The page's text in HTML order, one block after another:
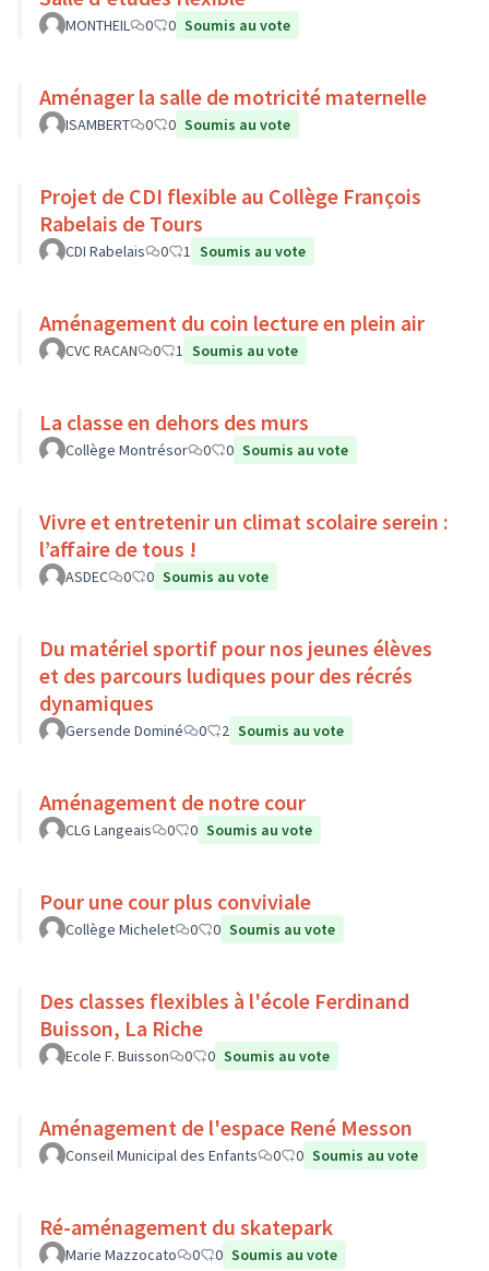
MONTHEIL 0 0 Soumis au vote
Aménager la salle de motricité maternelle
ISAMBERT 0 0 Soumis au vote
Projet de CDI flexible au Collège François
Rabelais de Tours
CDI Rabelais 0 1 Soumis au vote
Aménagement du coin lecture en plein air
CVC RACAN 0 1 Soumis au vote
La classe en dehors des murs
Collège Montrésor 0 0 Soumis au vote
Vivre et entretenir un climat scolaire serein :
l’affaire de tous !
ASDEC 0 0 Soumis au vote
Du matériel sportif pour nos jeunes élèves
et des parcours ludiques pour des récrés
dynamiques
Gersende Dominé 0 2 Soumis au vote
Aménagement de notre cour
CLG Langeais 0 0 Soumis au vote
Pour une cour plus conviviale
Collège Michelet 0 0 Soumis au vote
Des classes flexibles à l'école Ferdinand
Buisson, La Riche
Ecole F. Buisson 0 0 Soumis au vote
Aménagement de l'espace René Messon
Conseil Municipal des Enfants 0 0 Soumis au vote
Ré-aménagement du skatepark
Marie Mazzocato 0 0 Soumis au vote